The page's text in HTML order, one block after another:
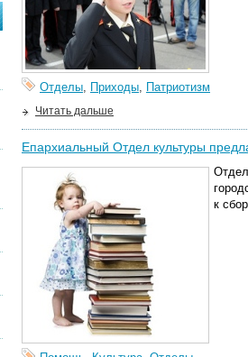
Отделы, Приходы, Патриотизм
Читать дальше
Епархиальный Отдел культуры
к